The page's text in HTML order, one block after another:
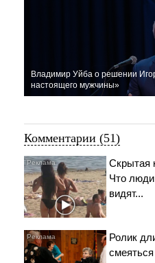
Владимир Уйба о решении
настоящего мужчины»
Комментарии (51)
Скрытая
Что люди
видят...
Ролик